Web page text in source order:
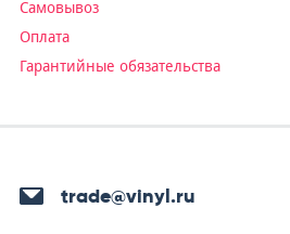
Самовывоз
Оплата
Гарантийные обязательства
trade@vinyl.ru